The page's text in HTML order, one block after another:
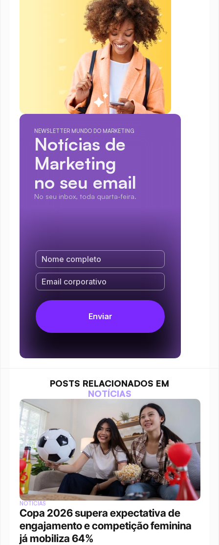
NEWSLETTER MUNDO DO MARKETING
Notícias de
Marketing
no seu email
No seu inbox, toda quarta-feira.
POSTS RELACIONADOS EM
NOTÍCIAS
NOTÍCIAS
Copa 2026 supera expectativa de
engajamento e competição feminina
já mobiliza 64%